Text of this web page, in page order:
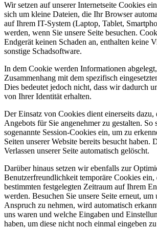
Wir setzen auf unserer Internetseite Cookies
sich um kleine Dateien, die Ihr Browser
auf Ihrem IT-System (Laptop, Tablet,
werden, wenn Sie unsere Seite besuchen.
Endgerät keinen Schaden an, enthalten keine
sonstige Schadsoftware.
In dem Cookie werden Informationen
Zusammenhang mit dem spezifisch
Dies bedeutet jedoch nicht, dass wir dadurch
von Ihrer Identität erhalten.
Der Einsatz von Cookies dient einerseits dazu,
Angebots für Sie angenehmer zu gestalten. So
sogenannte Session-Cookies ein, um zu
Seiten unserer Website bereits besucht haben.
Verlassen unserer Seite automatisch gelöscht.
Darüber hinaus setzen wir ebenfalls zur
Benutzerfreundlichkeit temporäre Cookies ein,
bestimmten festgelegten Zeitraum auf Ihrem
werden. Besuchen Sie unsere Seite erneut, um
Anspruch zu nehmen, wird automatisch
uns waren und welche Eingaben und
haben, um diese nicht noch einmal eingeben